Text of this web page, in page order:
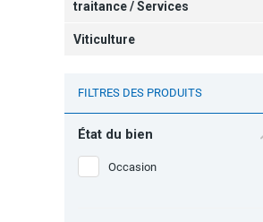
traitance / Services
Viticulture
FILTRES DES PRODUITS
État du bien
Occasion